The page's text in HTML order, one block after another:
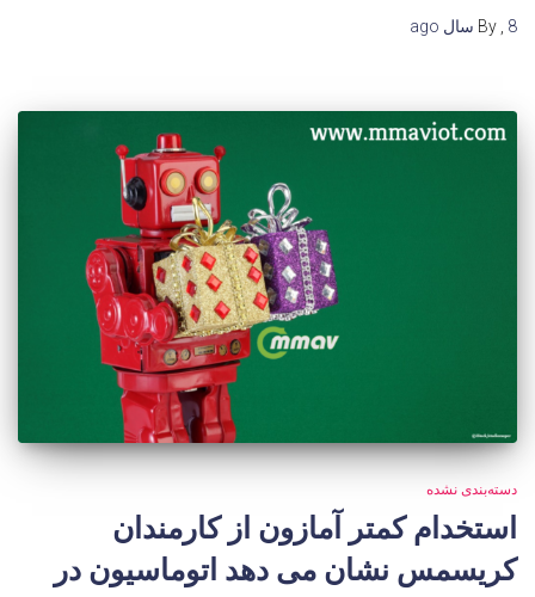
By
8 سال
دسته‌بندی نشده
استخدام کمتر آمازون از کارمندان
کریسمس نشان می دهد اتوماسیون در